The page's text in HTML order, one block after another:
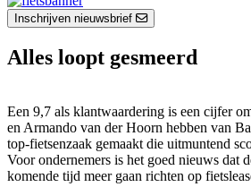
Inschrijven nieuwsbrief
Alles loopt gesmeerd
Een 9,7 als klantwaardering is een cijfer
en Armando van der Hoorn hebben van
top-fietsenzaak gemaakt die uitmuntend
Voor ondernemers is het goed nieuws dat
komende tijd meer gaan richten op